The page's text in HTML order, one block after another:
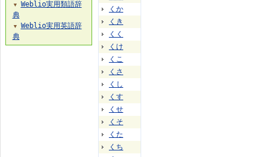
くか
くき
くく
くけ
くこ
くさ
くし
くす
くせ
くそ
くた
くち
▼
Weblio実用類語辞
典
▼
Weblio実用英語辞
典